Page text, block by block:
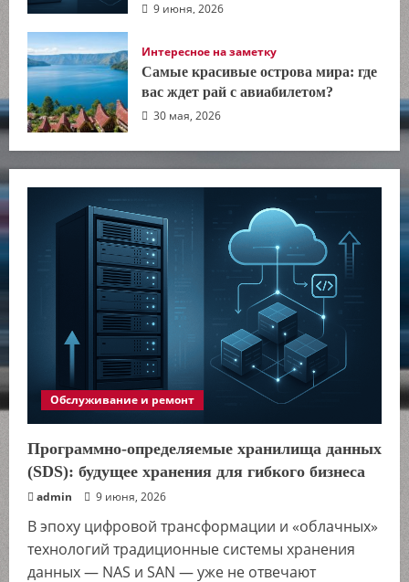
9 июня, 2026
Интересное на заметку
Самые красивые острова мира: где
вас ждет рай с авиабилетом?
30 мая, 2026
Обслуживание и ремонт
Программно-определяемые хранилища данных
(SDS): будущее хранения для гибкого бизнеса
admin 9 июня, 2026
В эпоху цифровой трансформации и «облачных»
технологий традиционные системы хранения
данных — NAS и SAN — уже не отвечают